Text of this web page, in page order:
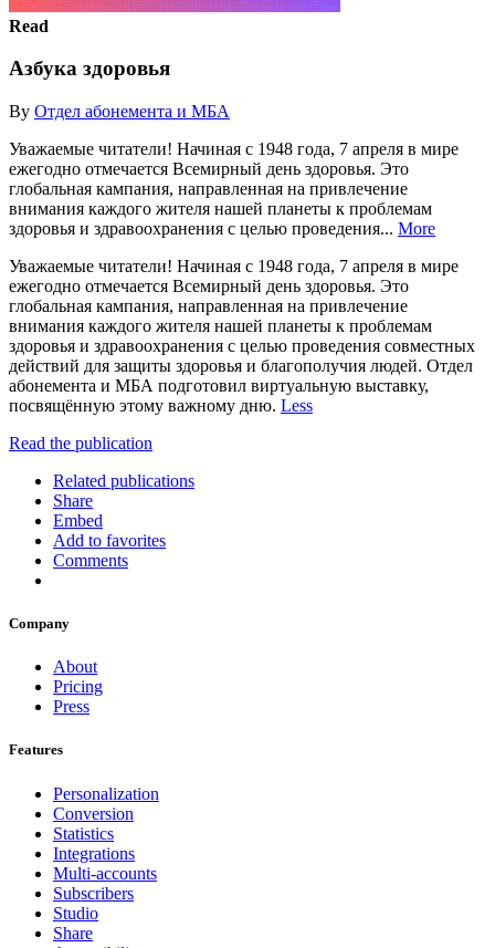
Read
Азбука здоровья
By Отдел абонемента и МБА
Уважаемые читатели! Начиная с 1948 года, 7 апреля в мире
ежегодно отмечается Всемирный день здоровья. Это
глобальная кампания, направленная на привлечение
внимания каждого жителя нашей планеты к проблемам
здоровья и здравоохранения с целью проведения... More
Уважаемые читатели! Начиная с 1948 года, 7 апреля в мире
ежегодно отмечается Всемирный день здоровья. Это
глобальная кампания, направленная на привлечение
внимания каждого жителя нашей планеты к проблемам
здоровья и здравоохранения с целью проведения совместных
действий для защиты здоровья и благополучия людей. Отдел
абонемента и МБА подготовил виртуальную выставку,
посвящённую этому важному дню. Less
Read the publication
Related publications
Share
Embed
Add to favorites
Comments
Company
About
Pricing
Press
Features
Personalization
Conversion
Statistics
Integrations
Multi-accounts
Subscribers
Studio
Share